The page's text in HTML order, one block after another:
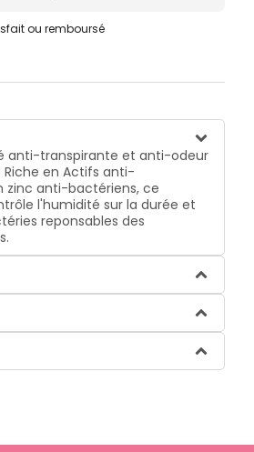
ou remboursé
anti-transpirante et anti-odeur
en Actifs anti-
zinc anti-bactériens, ce
l'humidité sur la durée et
reponsables des